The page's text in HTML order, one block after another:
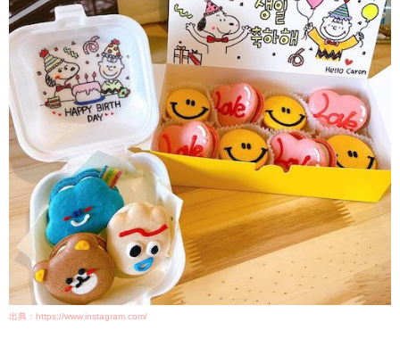
出典：https://www.instagram.com/